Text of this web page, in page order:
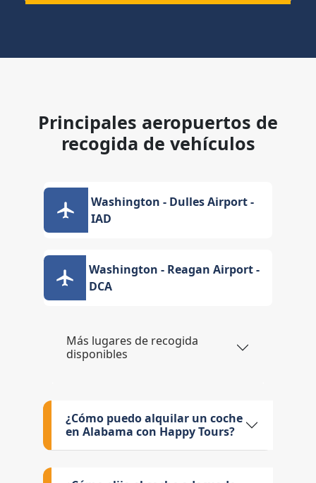
Principales aeropuertos de
recogida de vehículos
Washington - Dulles Airport -
IAD
Washington - Reagan Airport -
DCA
Más lugares de recogida
disponibles
¿Cómo puedo alquilar un coche
en Alabama con Happy Tours?